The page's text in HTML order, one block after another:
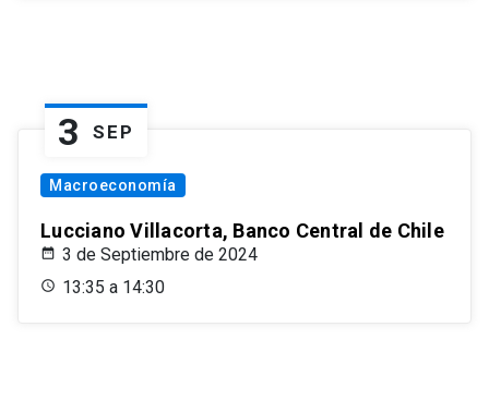
3 SEP
Macroeconomía
Lucciano Villacorta, Banco Central de Chile
3 de Septiembre de 2024
13:35 a 14:30